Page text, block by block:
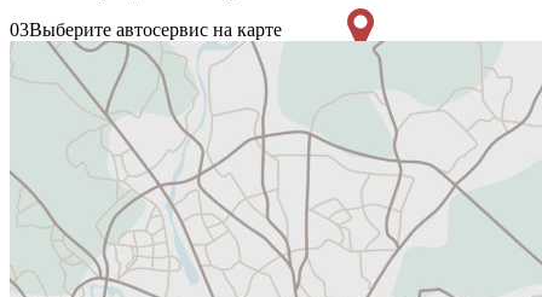
03Выберите автосервис на карте